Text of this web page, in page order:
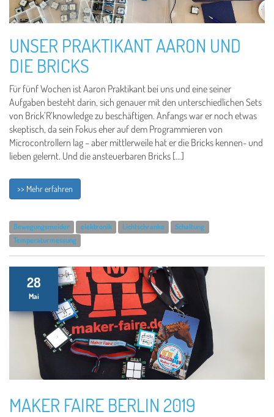
UNSER PRAKTIKANT AARON UND
DIE BRICKS
Für fünf Wochen ist Aaron Praktikant bei uns und eine seiner
Aufgaben besteht darin, sich genauer mit den unterschiedlichen Sets
von Brick’R’knowledge zu beschäftigen. Anfangs war er noch etwas
skeptisch, da sein Fokus eher auf dem Programmieren von
Microcontrollern lag – aber mittlerweile hat er die Bricks kennen- und
lieben gelernt. Und die ansteuerbaren Bricks […]
>> Mehr erfahren
Bewegungsmelder elektronik Lichtschranke
Schaltung
Temperaturmessung
28
Mai
MAKER FAIRE BERLIN 2019